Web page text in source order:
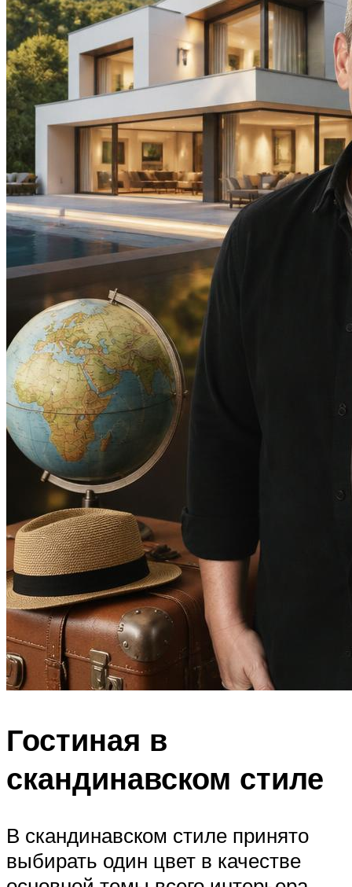
Гостиная в
скандинавском стиле
В скандинавском стиле принято
выбирать один цвет в качестве